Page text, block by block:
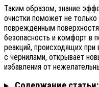
Таким образом, знание
очистки поможет не
поврежденным
безопасность и комфорт в
реакций, происходящих
с чернилами, открывает
избавления от